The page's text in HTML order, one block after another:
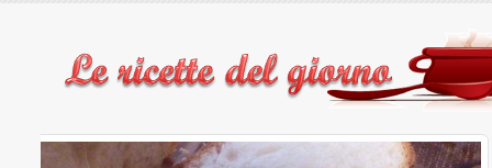
Miele senza